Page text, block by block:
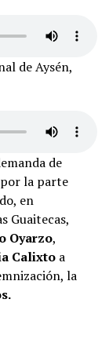
de Aysén,
de
la parte
en
Guaitecas,
Oyarzo,
Calixto a
la